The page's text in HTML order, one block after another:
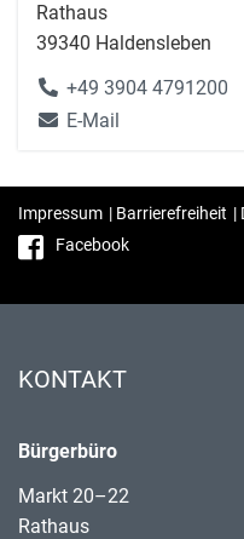
Rathaus
39340 Haldensleben
+49 3904 4791200
E-Mail
Impressum | Barrierefreiheit |
Facebook
KONTAKT
Bürgerbüro
Markt 20–22
Rathaus